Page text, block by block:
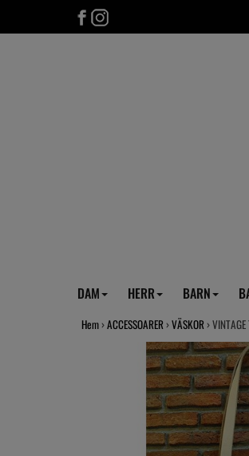
DAM HERR BARN
Hem ›ACCESSOARER ›VÄSKOR ›